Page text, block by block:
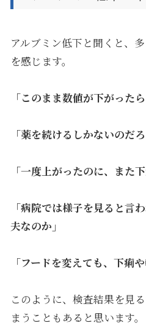
アルブミン低下と聞くと、
を感じます。
「このまま数値が下がった
「薬を続けるしかないのだろ
「一度上がったのに、また
「病院では様子を見ると言
夫なのか」
「フードを変えても、下痢
このように、検査結果を見
まうこともあると思います。